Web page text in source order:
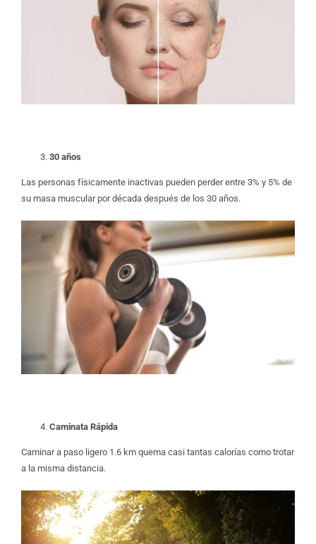
30 años
Las personas físicamente inactivas pueden perder entre 3% y 5% de
su masa muscular por década después de los 30 años.
Caminata Rápida
Caminar a paso ligero 1.6 km quema casi tantas calorías como trotar
a la misma distancia.